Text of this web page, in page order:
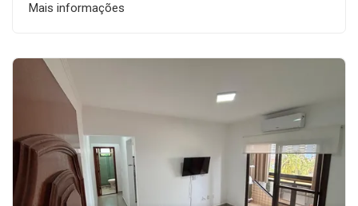
Mais informações